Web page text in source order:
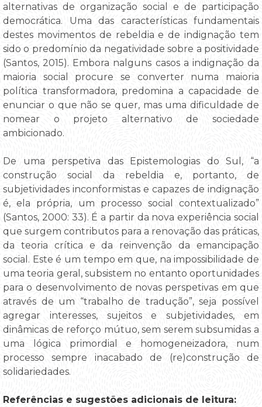
alternativas de organização social e de participação
democrática. Uma das características fundamentais
destes movimentos de rebeldia e de indignação tem
sido o predomínio da negatividade sobre a positividade
(Santos, 2015). Embora nalguns casos a indignação da
maioria social procure se converter numa maioria
política transformadora, predomina a capacidade de
enunciar o que não se quer, mas uma dificuldade de
nomear o projeto alternativo de sociedade
ambicionado.
De uma perspetiva das Epistemologias do Sul, “a
construção social da rebeldia e, portanto, de
subjetividades inconformistas e capazes de indignação
é, ela própria, um processo social contextualizado”
(Santos, 2000: 33). É a partir da nova experiência social
que surgem contributos para a renovação das práticas,
da teoria crítica e da reinvenção da emancipação
social. Este é um tempo em que, na impossibilidade de
uma teoria geral, subsistem no entanto oportunidades
para o desenvolvimento de novas perspetivas em que
através de um “trabalho de tradução”, seja possível
agregar interesses, sujeitos e subjetividades, em
dinâmicas de reforço mútuo, sem serem subsumidas a
uma lógica primordial e homogeneizadora, num
processo sempre inacabado de (re)construção de
solidariedades.
Referências e sugestões adicionais de leitura: